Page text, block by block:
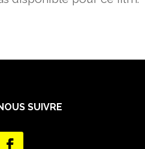
SUIVRE